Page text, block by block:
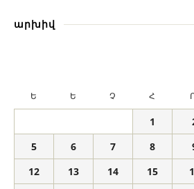
արխիվ
Ե Ե Չ Հ
1
5
6 7 8
12
13 14 15